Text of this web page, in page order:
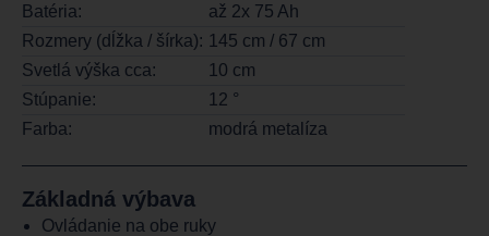
Batéria:
až 2x 75 Ah
Rozmery (dĺžka / šírka): 145 cm / 67 cm
Svetlá výška cca:
10 cm
Stúpanie:
12 °
Farba:
modrá metalíza
Základná výbava
Ovládanie na obe ruky